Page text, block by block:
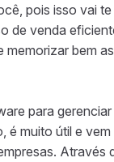
pois isso vai te
de venda
memorizar bem
para
é muito útil e
Através